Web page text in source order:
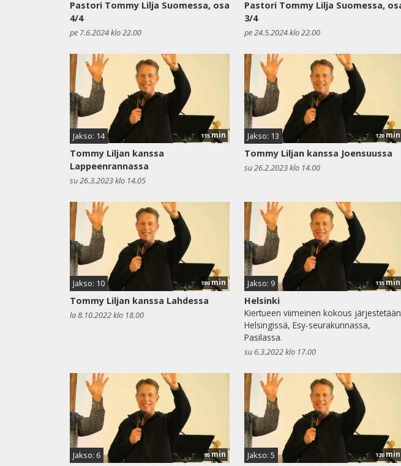
Pastori Tommy Lilja Suomessa, osa
4/4
pe 7.6.2024 klo 22.00
Pastori Tommy Lilja Suomessa,
3/4
pe 24.5.2024 klo 22.00
Jakso: 14 115min
Tommy Liljan kanssa
Lappeenrannassa
su 26.3.2023 klo 14.05
Jakso: 13 120min
Tommy Liljan kanssa Joensuussa
su 26.2.2023 klo 14.00
Jakso: 10 180min
Tommy Liljan kanssa Lahdessa
la 8.10.2022 klo 18.00
Jakso: 9 115min
Helsinki
Kiertueen viimeinen kokous järjestetään
Helsingissä, Esy-seurakunnassa,
Pasilassa.
su 6.3.2022 klo 17.00
Jakso: 6 95min Jakso: 5 120min